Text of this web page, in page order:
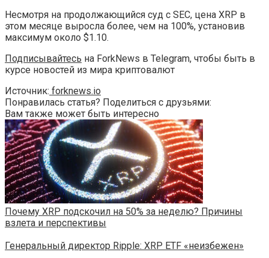
Несмотря на продолжающийся суд с SEC, цена XRP в
этом месяце выросла более, чем на 100%, установив
максимум около $1.10.
Подписывайтесь на ForkNews в Telegram, чтобы быть в
курсе новостей из мира криптовалют
Источник: forknews.io
Понравилась статья? Поделиться с друзьями:
Вам также может быть интересно
Почему XRP подскочил на 50% за неделю? Причины
взлета и перспективы
Генеральный директор Ripple: XRP ETF «неизбежен»